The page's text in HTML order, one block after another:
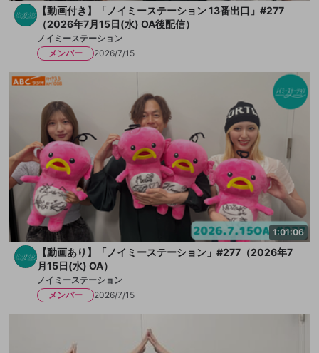
【動画付き】「ノイミーステーション 13番出口」#277
（2026年7月15日(水) OA後配信）
ノイミーステーション
メンバー
2026/7/15
1:01:06
【動画あり】「ノイミーステーション」#277（2026年7
月15日(水) OA）
ノイミーステーション
メンバー
2026/7/15